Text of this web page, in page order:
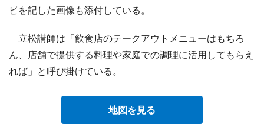
ピを記した画像も添付している。
立松講師は「飲食店のテークアウトメニューはもちろ
ん、店舗で提供する料理や家庭での調理に活用してもらえ
れば」と呼び掛けている。
地図を見る